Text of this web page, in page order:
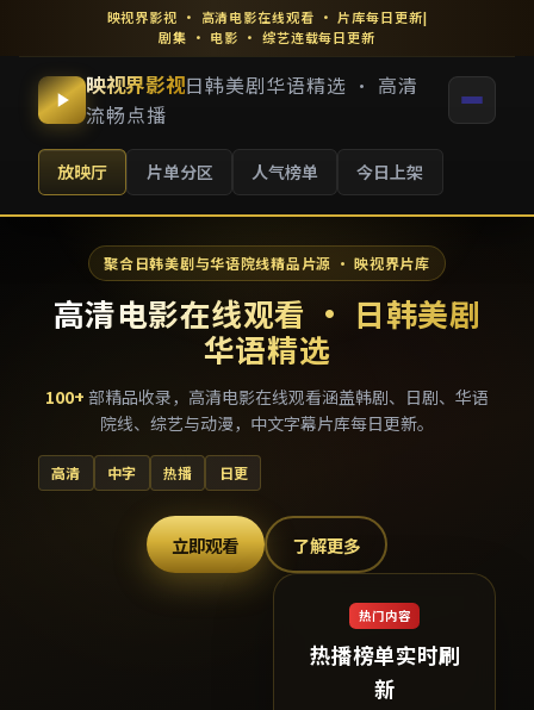
映视界影视 · 高清电影在线观看 · 片库每日更新|
剧集 · 电影 · 综艺连载每日更新
映视界影视日韩美剧华语精选 · 高清
流畅点播
放映厅 片单分区 人气榜单 今日上架
聚合日韩美剧与华语院线精品片源 · 映视界片库
高清电影在线观看 · 日韩美剧
华语精选
100+ 部精品收录， 高清电影在线观看涵盖韩剧、日剧、华语
院线、综艺与动漫，中文字幕片库每日更新。
高清 中字 热播 日更
立即观看 了解更多
热门内容
热播榜单实时刷
新